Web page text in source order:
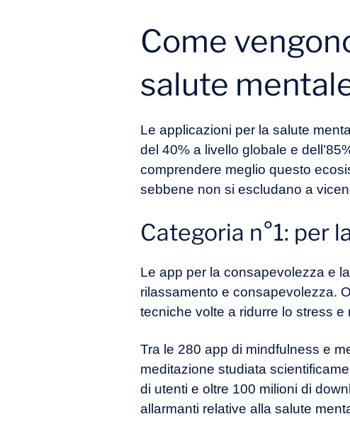
Come
salute
Le applicazioni per la salute
del 40% a livello globale e
comprendere meglio questo
sebbene non si escludano a
Categoria n°1: per
Le app per la consapevolezza e
rilassamento e consapevolezza.
tecniche volte a ridurre lo stress
Tra le 280 app di mindfulness e
meditazione studiata
di utenti e oltre 100 milioni di
allarmanti relative alla salute